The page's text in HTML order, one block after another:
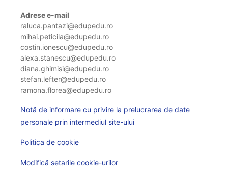
Adrese e-mail
raluca.pantazi@edupedu.ro
mihai.peticila@edupedu.ro
costin.ionescu@edupedu.ro
alexa.stanescu@edupedu.ro
diana.ghimisi@edupedu.ro
stefan.lefter@edupedu.ro
ramona.florea@edupedu.ro
Notă de informare cu privire la prelucrarea de date
personale prin intermediul site-ului
Politica de cookie
Modifică setarile cookie-urilor